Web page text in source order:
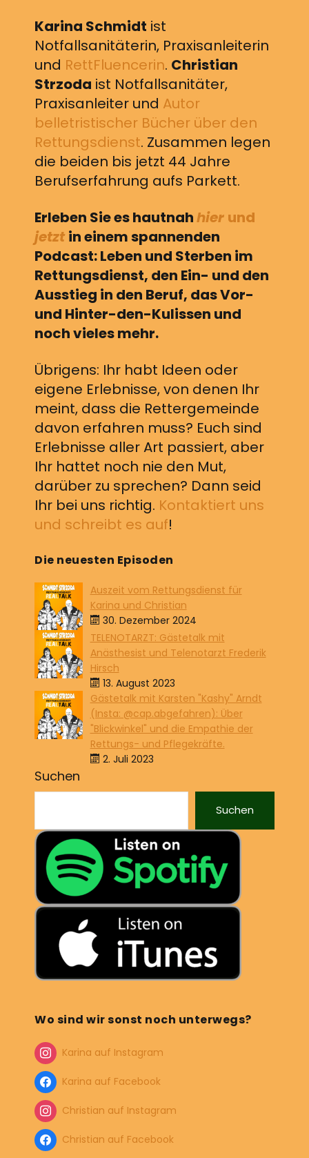
Karina Schmidt ist
Notfallsanitäterin, Praxisanleiterin
und RettFluencerin. Christian
Strzoda ist Notfallsanitäter,
Praxisanleiter und Autor
belletristischer Bücher über den
Rettungsdienst. Zusammen legen
die beiden bis jetzt 44 Jahre
Berufserfahrung aufs Parkett.
Erleben Sie es hautnahhier und
jetzt in einem spannenden
Podcast: Leben und Sterben im
Rettungsdienst, den Ein- und den
Ausstieg in den Beruf, das Vor-
und Hinter-den-Kulissen und
noch vieles mehr.
Übrigens: Ihr habt Ideen oder
eigene Erlebnisse, von denen Ihr
meint, dass die Rettergemeinde
davon erfahren muss? Euch sind
Erlebnisse aller Art passiert, aber
Ihr hattet noch nie den Mut,
darüber zu sprechen? Dann seid
Ihr bei uns richtig. Kontaktiert uns
und schreibt es auf!
Die neuesten Episoden
Auszeit vom Rettungsdienst für
Karina und Christian
30. Dezember 2024
TELENOTARZT: Gästetalk mit
Anästhesist und Telenotarzt Frederik
Hirsch
13. August 2023
Gästetalk mit Karsten "Kashy" Arndt
(Insta: @cap.abgefahren): Über
"Blickwinkel" und die Empathie der
Rettungs- und Pflegekräfte.
2. Juli 2023
Suchen
Suchen
Wo sind wir sonst noch unterwegs?
Karina auf Instagram
Karina auf Facebook
Christian auf Instagram
Christian auf Facebook